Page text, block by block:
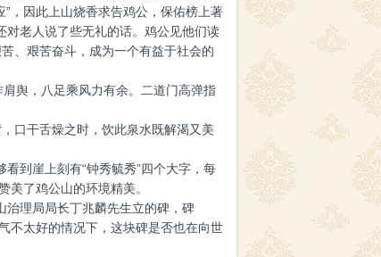
，因此上山烧香求告鸡公，保佑榜上著
对老人说了些无礼的话。鸡公见他们读
、艰苦奋斗，成为一个有益于社会的
舆，八足乘风力有余。二道门高弹指
口干舌燥之时，饮此泉水既解渴又美
到崖上刻有“钟秀毓秀”四个大字，每
美了鸡公山的环境精美。
理局局长丁兆麟先生立的碑，碑
不太好的情况下，这块碑是否也在向世